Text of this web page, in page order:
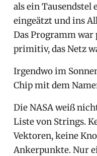
als ein Tausendstel
eingeätzt und ins
Das Programm war
primitiv, das Netz
Irgendwo im
Chip mit dem
Die NASA weiß
Liste von Strings.
Vektoren, keine
Ankerpunkte. Nur